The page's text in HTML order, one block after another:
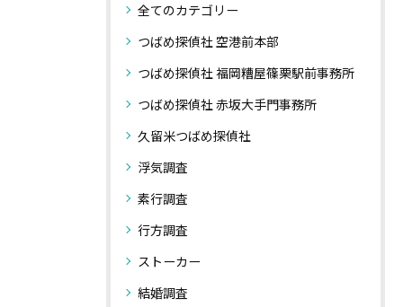
全てのカテゴリー
つばめ探偵社 空港前本部
つばめ探偵社 福岡糟屋篠栗駅前事務所
つばめ探偵社 赤坂大手門事務所
久留米つばめ探偵社
浮気調査
素行調査
行方調査
ストーカー
結婚調査